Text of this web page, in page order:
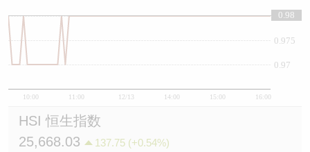
10:00 11:00 12/13 14:00 15:00 16:00
0.97
0.975
0.98
0.98
HSI 恒生指数
25,668.03
137.75 (+0.54%)